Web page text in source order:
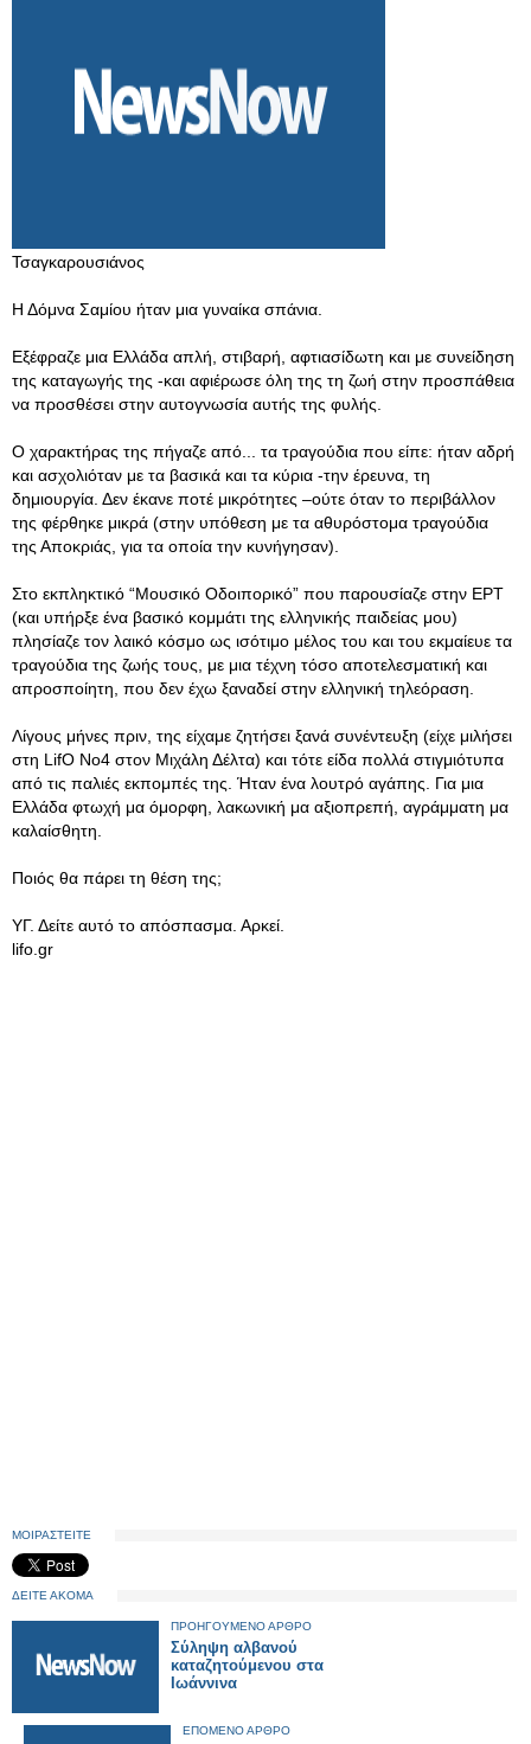
Τσαγκαρουσιάνος
Η Δόμνα Σαμίου ήταν μια γυναίκα σπάνια.
Εξέφραζε μια Ελλάδα απλή, στιβαρή, αφτιασίδωτη και με συνείδηση
της καταγωγής της -και αφιέρωσε όλη της τη ζωή στην προσπάθεια
να προσθέσει στην αυτογνωσία αυτής της φυλής.
Ο χαρακτήρας της πήγαζε από... τα τραγούδια που είπε: ήταν αδρή
και ασχολιόταν με τα βασικά και τα κύρια -την έρευνα, τη
δημιουργία. Δεν έκανε ποτέ μικρότητες –ούτε όταν το περιβάλλον
της φέρθηκε μικρά (στην υπόθεση με τα αθυρόστομα τραγούδια
της Αποκριάς, για τα οποία την κυνήγησαν).
Στο εκπληκτικό “Μουσικό Οδοιπορικό” που παρουσίαζε στην ΕΡΤ
(και υπήρξε ένα βασικό κομμάτι της ελληνικής παιδείας μου)
πλησίαζε τον λαικό κόσμο ως ισότιμο μέλος του και του εκμαίευε τα
τραγούδια της ζωής τους, με μια τέχνη τόσο αποτελεσματική και
απροσποίητη, που δεν έχω ξαναδεί στην ελληνική τηλεόραση.
Λίγους μήνες πριν, της είχαμε ζητήσει ξανά συνέντευξη (είχε μιλήσει
στη LifO No4 στον Μιχάλη Δέλτα) και τότε είδα πολλά στιγμιότυπα
από τις παλιές εκπομπές της. Ήταν ένα λουτρό αγάπης. Για μια
Ελλάδα φτωχή μα όμορφη, λακωνική μα αξιοπρεπή, αγράμματη μα
καλαίσθητη.
Ποιός θα πάρει τη θέση της;
ΥΓ. Δείτε αυτό το απόσπασμα. Αρκεί.
lifo.gr
ΜΟΙΡΑΣΤΕΙΤΕ
ΔΕΙΤΕ ΑΚΟΜΑ
ΠΡΟΗΓΟΥΜΕΝΟ ΑΡΘΡΟ
Σύληψη αλβανού
καταζητούμενου στα
Ιωάννινα
ΕΠΟΜΕΝΟ ΑΡΘΡΟ